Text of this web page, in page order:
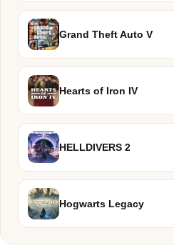
Grand Theft Auto V
Hearts of Iron IV
HELLDIVERS 2
Hogwarts Legacy